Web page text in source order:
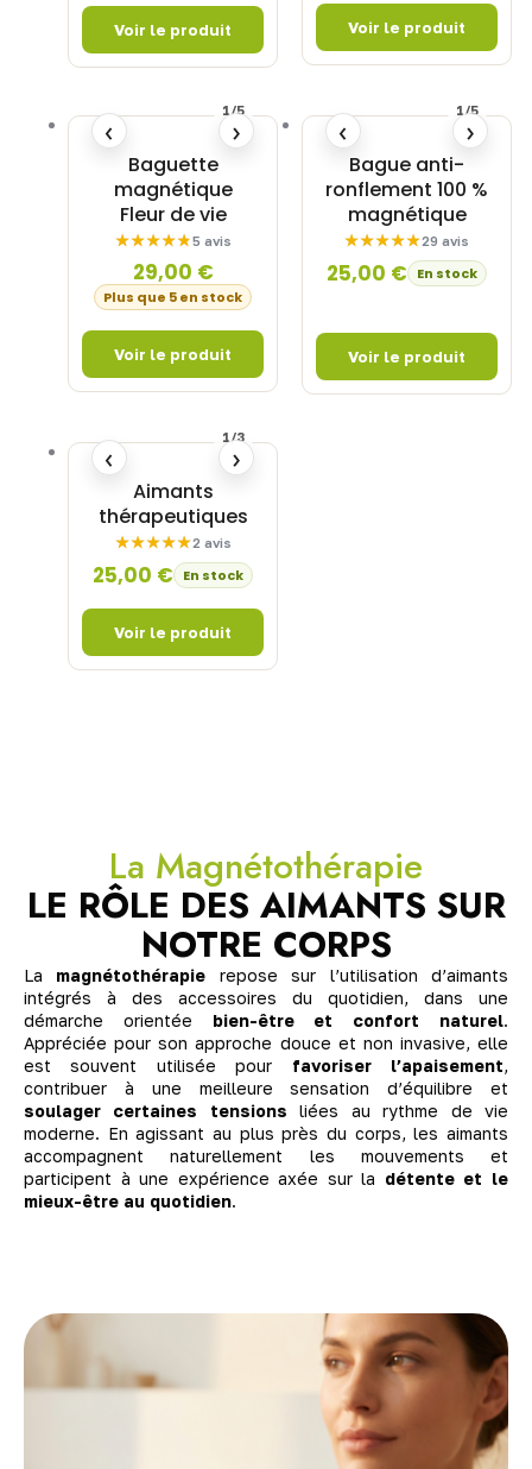
Baguette
magnétique
Fleur de vie
5 avis
29,00 €
Plus que 5 en stock
‹ ›
1/5
Bague anti-
ronflement 100 %
magnétique
29 avis
25,00 € En stock
‹ ›
1/5
Aimants
thérapeutiques
2 avis
25,00 € En stock
‹ ›
1/3
La Magnétothérapie
LE RÔLE DES AIMANTS SUR
NOTRE CORPS
La magnétothérapie repose sur l’utilisation d’aimants
intégrés à des accessoires du quotidien, dans une
démarche orientée bien-être et confort naturel.
Appréciée pour son approche douce et non invasive, elle
est souvent utilisée pour favoriser l’apaisement,
contribuer à une meilleure sensation d’équilibre et
soulager certaines tensions liées au rythme de vie
moderne. En agissant au plus près du corps, les aimants
accompagnent naturellement les mouvements et
participent à une expérience axée sur la détente et le
mieux-être au quotidien.